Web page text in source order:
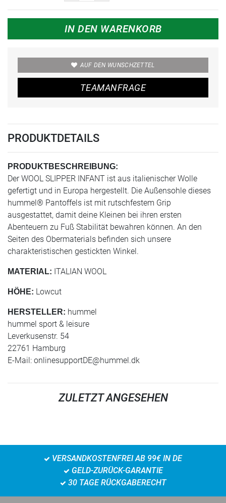
IN DEN WARENKORB
AUF DEN WUNSCHZETTEL
TEAMANFRAGE
PRODUKTDETAILS
PRODUKTBESCHREIBUNG:
Der WOOL SLIPPER INFANT ist aus italienischer Wolle
gefertigt und in Europa hergestellt. Die Außensohle dieses
hummel® Pantoffels ist mit rutschfestem Grip
ausgestattet, damit deine Kleinen bei ihren ersten
Abenteuern zu Fuß Stabilität bewahren können. An den
Seiten des Obermaterials befinden sich unsere
charakteristischen gestickten Winkel.
MATERIAL: ITALIAN WOOL
HÖHE: Lowcut
HERSTELLER: hummel
hummel sport & leisure
Leverkusenstr. 54
22761 Hamburg
E-Mail: onlinesupportDE@hummel.dk
ZULETZT ANGESEHEN
VERSANDKOSTENFREI AB 99€ IN DE
GELD-ZURÜCK-GARANTIE
30 TAGE RÜCKGABERECHT